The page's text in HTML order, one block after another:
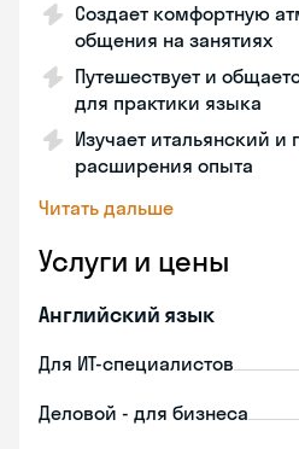
Создает комфортную
общения на занятиях
Путешествует и
для практики языка
Изучает итальянский
расширения опыта
Читать дальше
Услуги и цены
Английский язык
Для ИТ-специалистов
Деловой - для бизнеса